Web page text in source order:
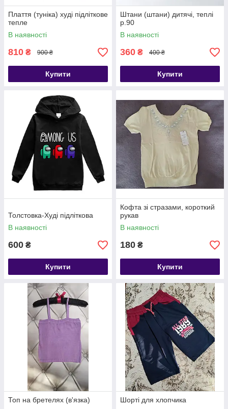
Плаття (туніка) худі підліткове
тепле
В наявності
810 ₴ 900 ₴
Купити
Штани (штани) дитячі, теплі
р.90
В наявності
360 ₴ 400 ₴
Купити
Толстовка-Худі підліткова
В наявності
600 ₴
Купити
Кофта зі стразами, короткий
рукав
В наявності
180 ₴
Купити
Топ на бретелях (в'язка)
Шорті для хлопчика